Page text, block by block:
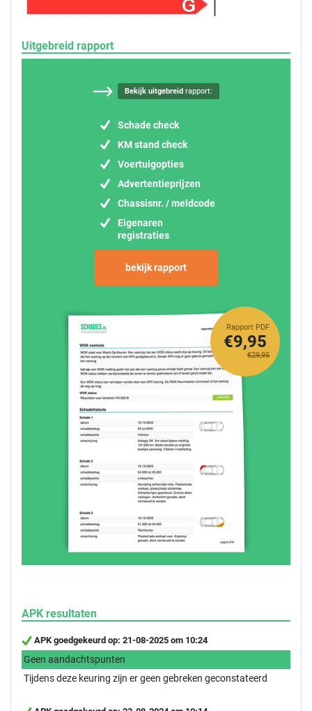
Uitgebreid rapport
Bekijk uitgebreidrapport:
Schade check
KM stand check
Voertuigopties
Advertentieprijzen
Chassisnr. / meldcode
Eigenaren
registraties
bekijk rapport
Rapport PDF
€29,95
€9,95
APK resultaten
APK goedgekeurd op: 21-08-2025 om 10:24
Geen aandachtspunten
Tijdens deze keuring zijn er geen gebreken geconstateerd